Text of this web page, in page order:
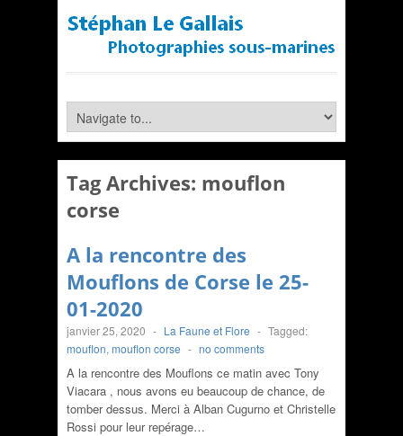
Tag Archives: mouflon
corse
A la rencontre des
Mouflons de Corse le 25-
01-2020
janvier 25, 2020 - La Faune et Flore - Tagged:
mouflon, mouflon corse - no comments
A la rencontre des Mouflons ce matin avec Tony
Viacara , nous avons eu beaucoup de chance, de
tomber dessus. Merci à Alban Cugurno et Christelle
Rossi pour leur repérage…